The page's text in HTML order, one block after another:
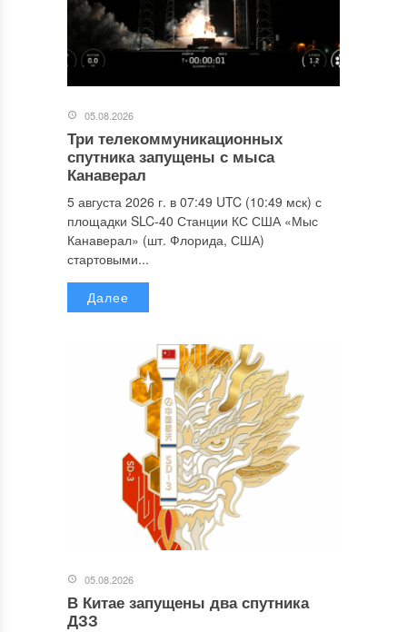
05.08.2026
Три телекоммуникационных
спутника запущены с мыса
Канаверал
5 августа 2026 г. в 07:49 UTC (10:49 мск) с
площадки SLC-40 Станции КС США «Мыс
Канаверал» (шт. Флорида, США)
стартовыми...
Далее
05.08.2026
В Китае запущены два спутника
ДЗЗ